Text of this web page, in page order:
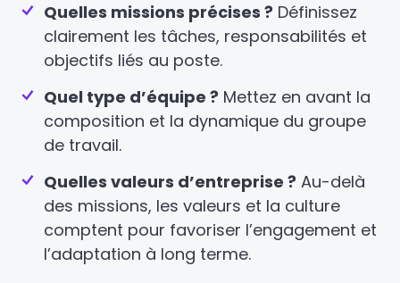
Quelles missions précises ? Définissez
clairement les tâches, responsabilités et
objectifs liés au poste.
Quel type d’équipe ? Mettez en avant la
composition et la dynamique du groupe
de travail.
Quelles valeurs d’entreprise ? Au-delà
des missions, les valeurs et la culture
comptent pour favoriser l’engagement et
l’adaptation à long terme.